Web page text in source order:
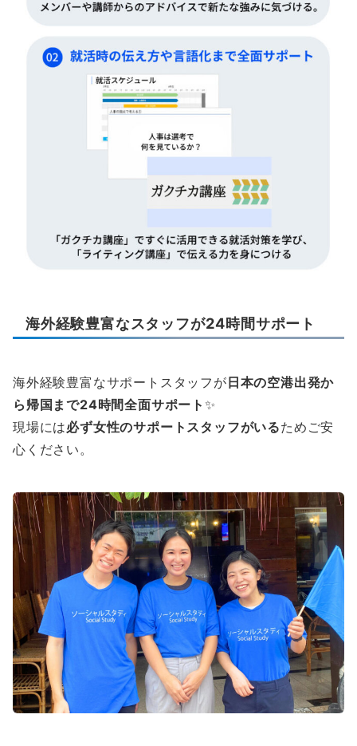
海外経験豊富なスタッフが24時間サポート
海外経験豊富なサポートスタッフが日本の空港出発か
ら帰国まで24時間全面サポート ✨
現場には必ず女性のサポートスタッフがいるためご安
心ください。